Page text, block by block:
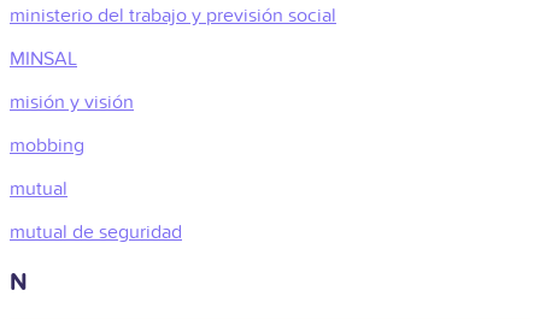
ministerio del trabajo y previsión social
MINSAL
misión y visión
mobbing
mutual
mutual de seguridad
N